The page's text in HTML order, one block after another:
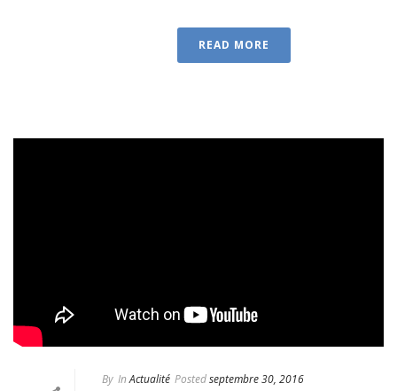
READ MORE
By In Actualité Postedseptembre 30, 2016